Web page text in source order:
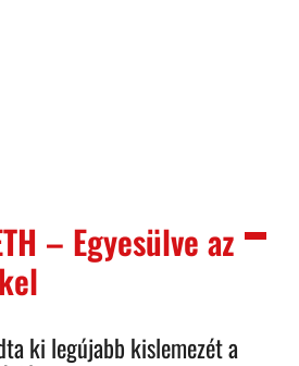
– Egyesülve az
ki legújabb kislemezét a